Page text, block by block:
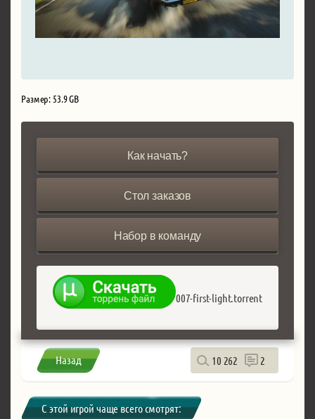
Размер: 53.9 GB
Как начать?
Стол заказов
Набор в команду
007-first-light.torrent
Назад 10 262 2
С этой игрой чаще всего смотрят: